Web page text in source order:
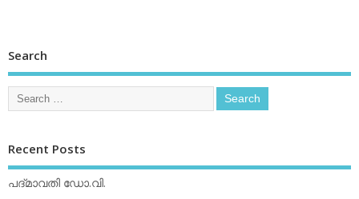
Search
Recent Posts
പദ്മാവതി ഡോ.വി.